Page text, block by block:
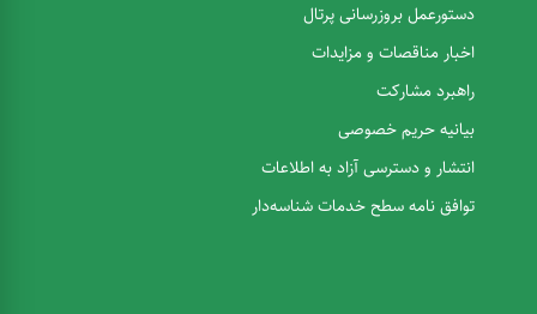
دستورعمل بروزرسانی پرتال
اخبار مناقصات و مزایدات
راهبرد مشارکت
بیانیه حریم خصوصی
انتشار و دسترسی آزاد به اطلاعات
توافق نامه سطح خدمات شناسه‌دار